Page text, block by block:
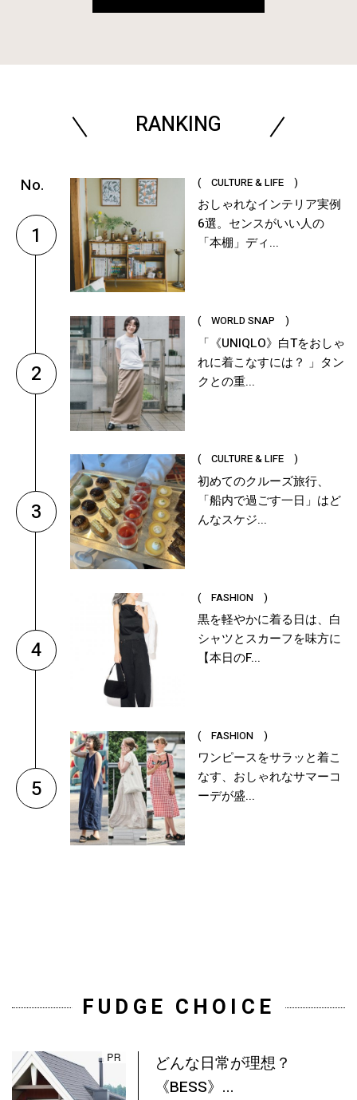
RANKING
1
( CULTURE & LIFE )
おしゃれなインテリア実例
6選。センスがいい人の
「本棚」ディ...
2
( WORLD SNAP )
「《UNIQLO》白Tをおしゃ
れに着こなすには？ 」タン
クとの重...
3
( CULTURE & LIFE )
初めてのクルーズ旅行、
「船内で過ごす一日」はど
んなスケジ...
4
( FASHION )
黒を軽やかに着る日は、白
シャツとスカーフを味方に
【本日のF...
5
( FASHION )
ワンピースをサラッと着こ
なす、おしゃれなサマーコ
ーデが盛...
FUDGE CHOICE
どんな日常が理想？
《BESS》...